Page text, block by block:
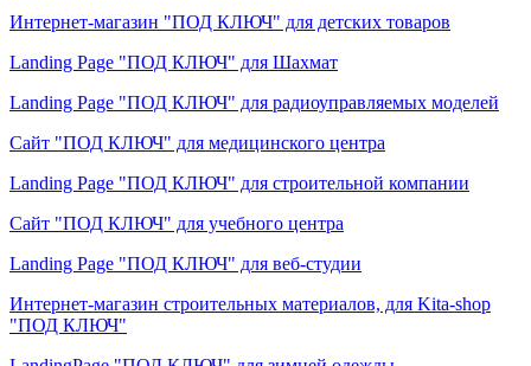
Интернет-магазин "ПОД КЛЮЧ" для детских товаров
Landing Page "ПОД КЛЮЧ" для Шахмат
Landing Page "ПОД КЛЮЧ" для радиоуправляемых моделей
Сайт "ПОД КЛЮЧ" для медицинского центра
Landing Page "ПОД КЛЮЧ" для строительной компании
Сайт "ПОД КЛЮЧ" для учебного центра
Landing Page "ПОД КЛЮЧ" для веб-студии
Интернет-магазин строительных материалов, для Kita-shop
"ПОД КЛЮЧ"